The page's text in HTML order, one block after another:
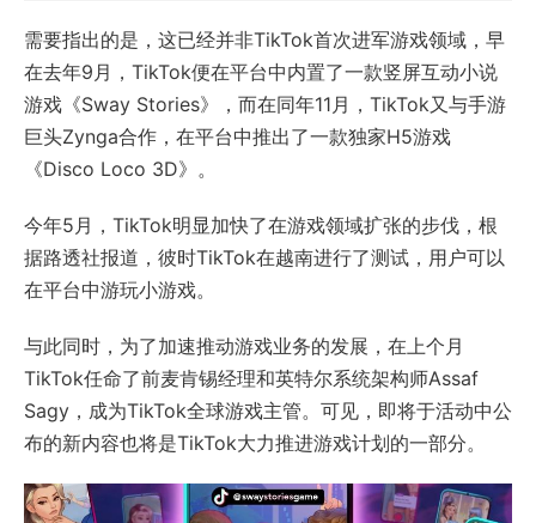
需要指出的是，这已经并非TikTok首次进军游戏领域，早
在去年9月，TikTok便在平台中内置了一款竖屏互动小说
游戏《Sway Stories》，而在同年11月，TikTok又与手游
巨头Zynga合作，在平台中推出了一款独家H5游戏
《Disco Loco 3D》。
今年5月，TikTok明显加快了在游戏领域扩张的步伐，根
据路透社报道，彼时TikTok在越南进行了测试，用户可以
在平台中游玩小游戏。
与此同时，为了加速推动游戏业务的发展，在上个月
TikTok任命了前麦肯锡经理和英特尔系统架构师Assaf
Sagy，成为TikTok全球游戏主管。可见，即将于活动中公
布的新内容也将是TikTok大力推进游戏计划的一部分。